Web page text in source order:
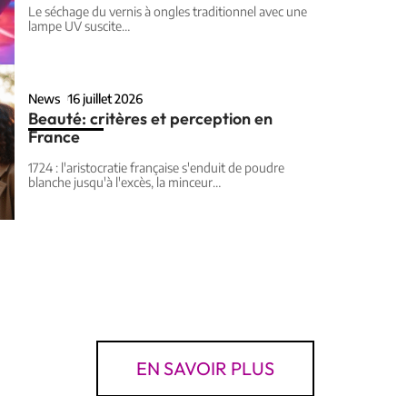
Le séchage du vernis à ongles traditionnel avec une
lampe UV suscite…
News 16 juillet 2026
Beauté: critères et perception en
France
1724 : l'aristocratie française s'enduit de poudre
blanche jusqu'à l'excès, la minceur…
EN SAVOIR PLUS